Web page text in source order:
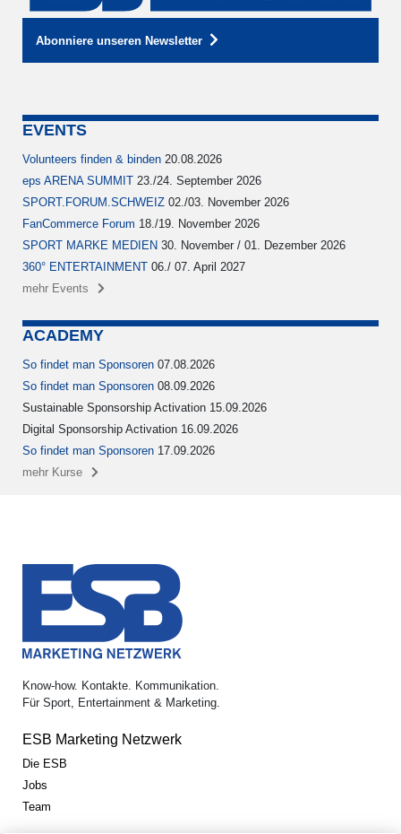
Abonniere unseren Newsletter
EVENTS
Volunteers finden & binden 20.08.2026
eps ARENA SUMMIT 23./24. September 2026
SPORT.FORUM.SCHWEIZ 02./03. November 2026
FanCommerce Forum 18./19. November 2026
SPORT MARKE MEDIEN 30. November / 01. Dezember 2026
360° ENTERTAINMENT 06./ 07. April 2027
mehr Events
ACADEMY
So findet man Sponsoren 07.08.2026
So findet man Sponsoren 08.09.2026
Sustainable Sponsorship Activation 15.09.2026
Digital Sponsorship Activation 16.09.2026
So findet man Sponsoren 17.09.2026
mehr Kurse
Know-how. Kontakte. Kommunikation.
Für Sport, Entertainment & Marketing.
ESB Marketing Netzwerk
Die ESB
Jobs
Team